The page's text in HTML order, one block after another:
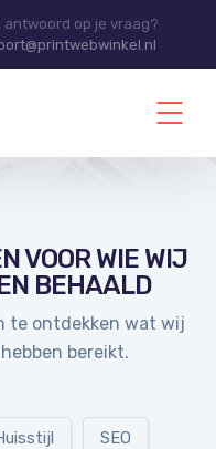
antwoord op je vraag?
VOOR WIE WIJ
BEHAALD
te ontdekken wat wij
bereikt.
SEO